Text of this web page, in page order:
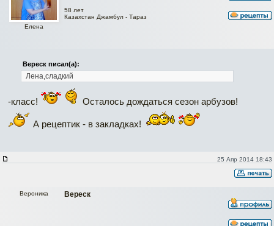
Елена
58 лет
Казахстан Джамбул - Тараз
Вереск писал(а):
Лена,сладкий
-класс! Осталось дождаться сезон арбузов!
А рецептик - в закладках!
25 Апр 2014 18:43
Вереск
Вероника